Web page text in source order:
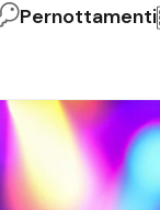
Pernottamenti